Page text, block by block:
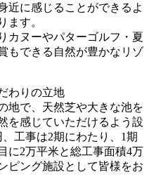
近に感じることができるよ
ます。
カヌーやパターゴルフ・夏
もできる自然が豊かなリゾ
わりの立地
地で、天然芝や大きな池を
を感じていただけるよう設
工事は2期にわたり、1期
に2万平米と総工事面積4万
ピング施設として皆様をお